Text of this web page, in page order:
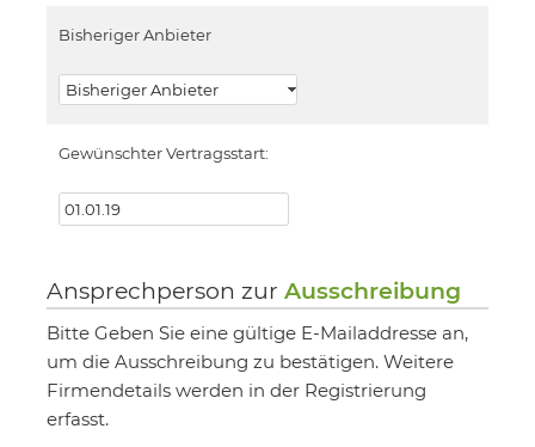
Bisheriger Anbieter
Gewünschter Vertragsstart:
Ansprechperson zur Ausschreibung
Bitte Geben Sie eine gültige E-Mailaddresse an,
um die Ausschreibung zu bestätigen. Weitere
Firmendetails werden in der Registrierung
erfasst.